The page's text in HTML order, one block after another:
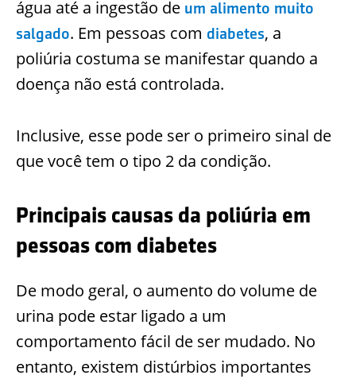
água até a ingestão de um alimento muito
salgado. Em pessoas com diabetes, a
poliúria costuma se manifestar quando a
doença não está controlada.
Inclusive, esse pode ser o primeiro sinal de
que você tem o tipo 2 da condição.
Principais causas da poliúria em
pessoas com diabetes
De modo geral, o aumento do volume de
urina pode estar ligado a um
comportamento fácil de ser mudado. No
entanto, existem distúrbios importantes